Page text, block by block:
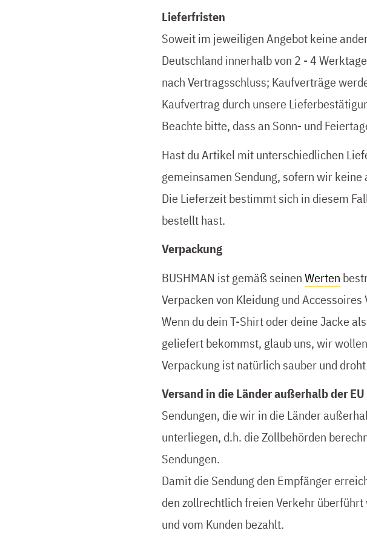
Lieferfristen
Soweit im jeweiligen Angebot keine
Deutschland innerhalb von 2 - 4
nach Vertragsschluss; Kaufverträge
Kaufvertrag durch unsere
Beachte bitte, dass an Sonn- und
Hast du Artikel mit unterschiedlichen
gemeinsamen Sendung, sofern wir
Die Lieferzeit bestimmt sich in diesem
bestellt hast.
Verpackung
BUSHMAN ist gemäß seinenWerten
Verpacken von Kleidung und
Wenn du dein T-Shirt oder deine Jacke
geliefert bekommst, glaub uns, wir
Verpackung ist natürlich sauber und
Versand in die Länder außerhalb der EU
Sendungen, die wir in die Länder
unterliegen, d.h. die Zollbehörden
Sendungen.
Damit die Sendung den Empfänger
den zollrechtlich freien Verkehr
und vom Kunden bezahlt.